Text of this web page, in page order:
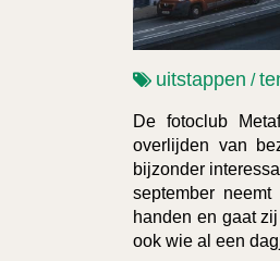
uitstappen /
De fotoclub
overlijden van
bijzonder
september
handen en gaat
ook wie al een